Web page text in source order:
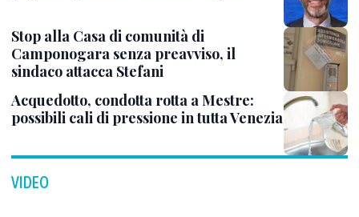
Stop alla Casa di comunità di
Camponogara senza preavviso, il
sindaco attacca Stefani
Acquedotto, condotta rotta a Mestre:
possibili cali di pressione in tutta Venezia
VIDEO